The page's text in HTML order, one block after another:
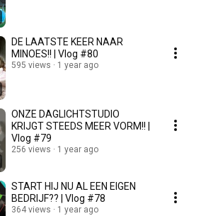
DE LAATSTE KEER NAAR
MINOES!! | Vlog #80
595 views 1 year ago
ONZE DAGLICHTSTUDIO
KRIJGT STEEDS MEER VORM!! |
Vlog #79
256 views 1 year ago
START HIJ NU AL EEN EIGEN
BEDRIJF?? | Vlog #78
364 views 1 year ago